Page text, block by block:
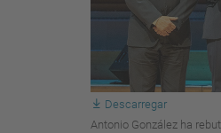
Descarregar
Antonio González ha